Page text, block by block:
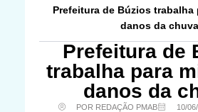
Prefeitura de Búzios trabalha
danos da chuva
Prefeitura de
trabalha para
danos da
POR REDAÇÃO PMAB 10/